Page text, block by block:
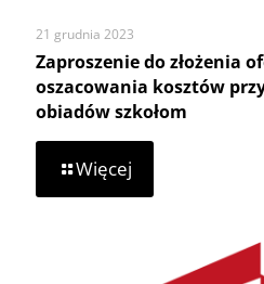
21 grudnia 2023
Zaproszenie do złożenia
oszacowania kosztów
obiadów szkołom
Więcej
Zaproszenie